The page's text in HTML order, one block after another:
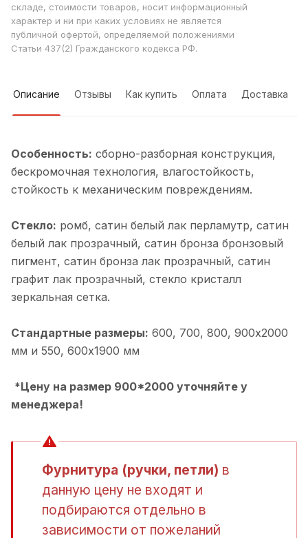
складе, стоимости товаров, носит информационный
характер и ни при каких условиях не является
публичной офертой, определяемой положениями
Статьи 437(2) Гражданского кодекса РФ.
Описание Отзывы Как купить Оплата Доставка
Особенность: cборно-разборная конструкция,
бескромочная технология, влагостойкость,
стойкость к механическим повреждениям.
Стекло: ромб, cатин белый лак перламутр, cатин
белый лак прозрачный, cатин бронза бронзовый
пигмент, cатин бронза лак прозрачный, cатин
графит лак прозрачный, cтекло кристалл
зеркальная сетка.
Стандартные размеры: 600, 700, 800, 900х2000
мм и 550, 600х1900 мм
*Цену на размер 900*2000 уточняйте у
менеджера!
Фурнитура (ручки, петли) в
данную цену не входят и
подбираются отдельно в
зависимости от пожеланий